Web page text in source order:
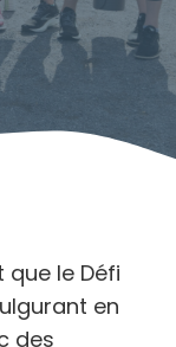
que le Défi
en
des